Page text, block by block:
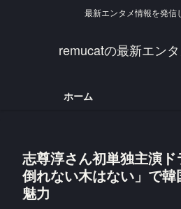
最新エンタメ情報を発信
remucatの最新エン
ホーム
志尊淳さん初単独主演
倒れない木はない」で
魅力